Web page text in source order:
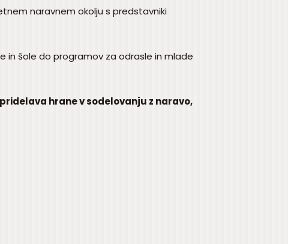
naravnem okolju s predstavniki
in šole do programov za odrasle in mlade
hrane v sodelovanju z naravo,